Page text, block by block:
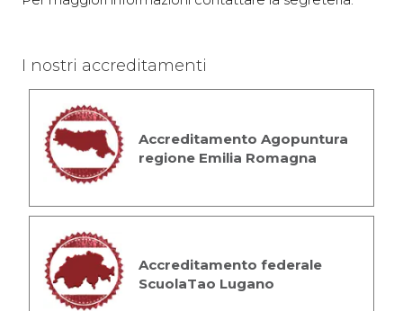
I nostri accreditamenti
Accreditamento Agopuntura
regione Emilia Romagna
Accreditamento federale
ScuolaTao Lugano